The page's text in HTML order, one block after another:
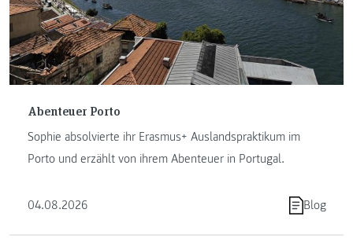
Abenteuer Porto
Sophie absolvierte ihr Erasmus+ Auslandspraktikum im
Porto und erzählt von ihrem Abenteuer in Portugal.
04.08.2026 Blog